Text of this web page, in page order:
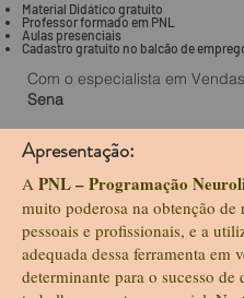
Material Didático gratuito
Professor formado em PNL
Aulas presenciais
Cadastro gratuito no balcão de
Com o especialista em
Sena
Apresentação:
A PNL – Programação
muito poderosa na obtenção de
pessoais e profissionais, e a
adequada dessa ferramenta em
determinante para o sucesso de